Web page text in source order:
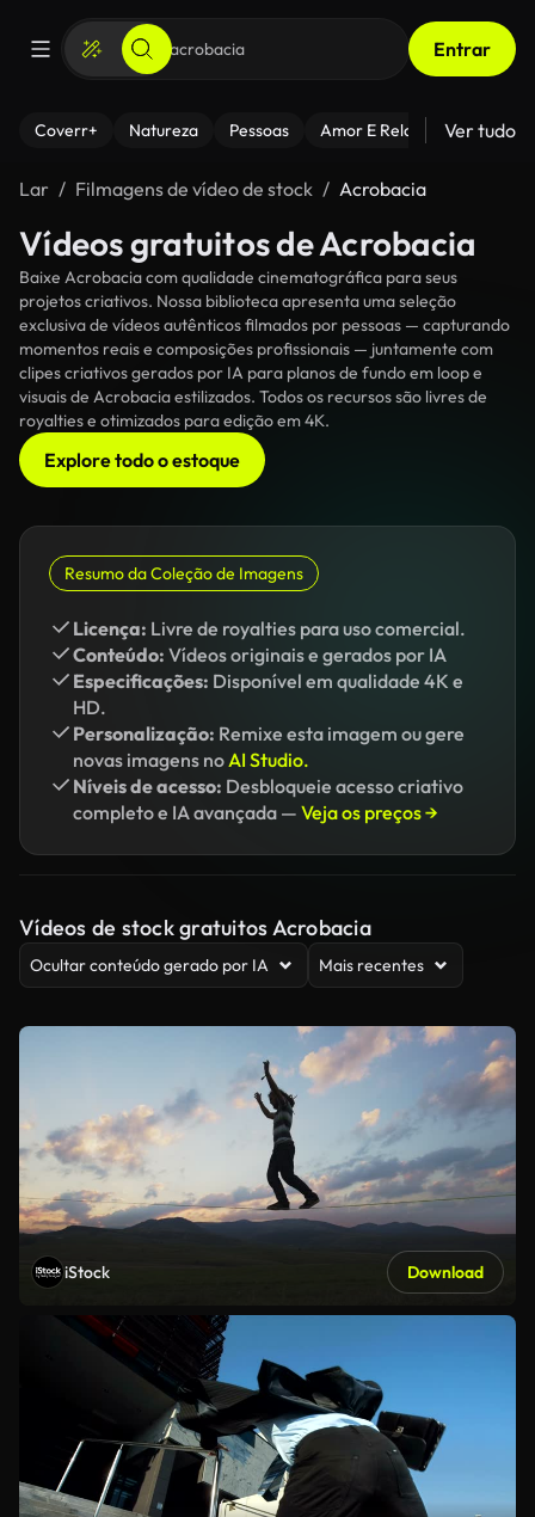
Entrar
Coverr+ Natureza Pessoas Amor E Relacionamentos
Ver tudo
Lar Filmagens de vídeo de stock Acrobacia
Vídeos gratuitos de Acrobacia
Baixe Acrobacia com qualidade cinematográfica para seus
projetos criativos. Nossa biblioteca apresenta uma seleção
exclusiva de vídeos autênticos filmados por pessoas — capturando
momentos reais e composições profissionais — juntamente com
clipes criativos gerados por IA para planos de fundo em loop e
visuais de Acrobacia estilizados. Todos os recursos são livres de
royalties e otimizados para edição em 4K.
Explore todo o estoque
Resumo da Coleção de Imagens
Licença: Livre de royalties para uso comercial.
Conteúdo: Vídeos originais e gerados por IA
Especificações: Disponível em qualidade 4K e
HD.
Personalização: Remixe esta imagem ou gere
novas imagens noAI Studio.
Níveis de acesso: Desbloqueie acesso criativo
completo e IA avançada — Veja os preços →
Vídeos de stock gratuitos Acrobacia
Ocultar conteúdo gerado por IA Mais recentes
iStock Download